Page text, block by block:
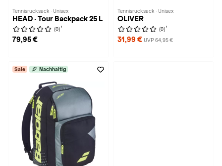
Tennisrucksack · Unisex
HEAD · Tour Backpack 25 L
(0) 1
79,95 €
Tennisrucksack · Unisex
OLIVER
(0) 1
31,99 € UVP 64,95 €
Sale Nachhaltig